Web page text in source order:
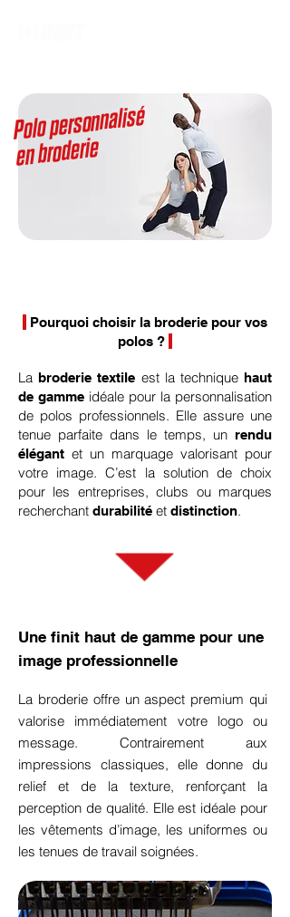
Polo personnalisé
enbroderie
Pourquoi choisir la broderie pour vos
polos ?
La broderie textile est la technique haut
de gamme idéale pour la personnalisation
de polos professionnels. Elle assure une
tenue parfaite dans le temps, un rendu
élégant et un marquage valorisant pour
votre image. C’est la solution de choix
pour les entreprises, clubs ou marques
recherchant durabilité et distinction.
Une finit haut de gamme pour une
image professionnelle
La broderie offre un aspect premium qui
valorise immédiatement votre logo ou
message. Contrairement aux
impressions classiques, elle donne du
relief et de la texture, renforçant la
perception de qualité. Elle est idéale pour
les vêtements d’image, les uniformes ou
les tenues de travail soignées.